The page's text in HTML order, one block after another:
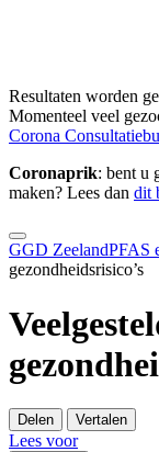
Resultaten worden
Momenteel veel
Corona
Coronaprik: bent u
maken? Lees dan dit
GGD ZeelandPFAS
gezondheidsrisico’s
Delen Vertalen
Lees voor